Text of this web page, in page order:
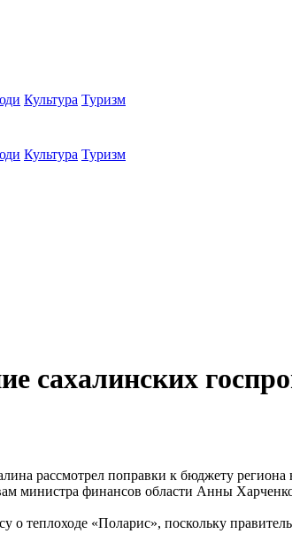
Культура Туризм
Культура Туризм
сахалинских
рассмотрел поправки к бюджету
министра финансов области Анны
о теплоходе «Поларис», поскольку